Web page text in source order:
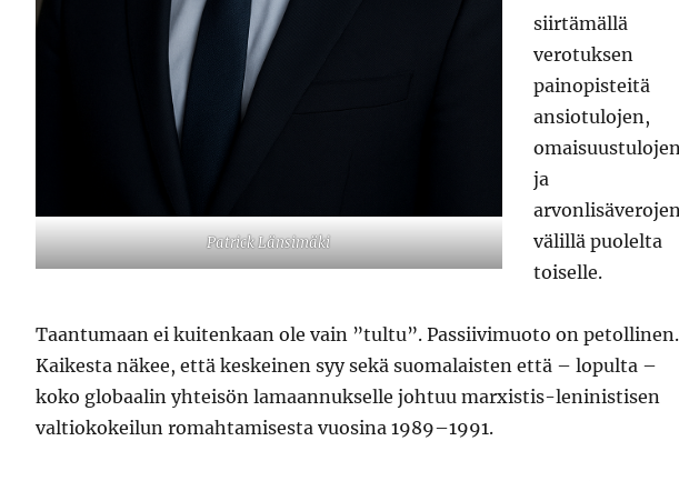
Patrick Länsimäki
siirtämällä
verotuksen
painopisteitä
ansiotulojen,
ja
välillä puolelta
toiselle.
Taantumaan ei kuitenkaan ole vain ”tultu”. Passiivimuoto on petollinen.
Kaikesta näkee, että keskeinen syy sekä suomalaisten että – lopulta –
koko globaalin yhteisön lamaannukselle johtuu marxistis-leninistisen
valtiokokeilun romahtamisesta vuosina 1989–1991.